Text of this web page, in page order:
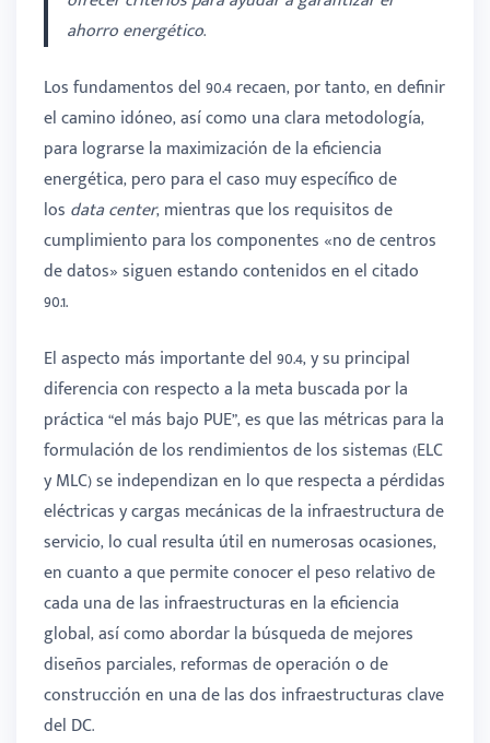
ahorro energético.
Los fundamentos del 90.4 recaen, por tanto, en definir
el camino idóneo, así como una clara metodología,
para lograrse la maximización de la eficiencia
energética, pero para el caso muy específico de
los data center, mientras que los requisitos de
cumplimiento para los componentes «no de centros
de datos» siguen estando contenidos en el citado
90.1.
El aspecto más importante del 90.4, y su principal
diferencia con respecto a la meta buscada por la
práctica “el más bajo PUE”, es que las métricas para la
formulación de los rendimientos de los sistemas (ELC
y MLC) se independizan en lo que respecta a pérdidas
eléctricas y cargas mecánicas de la infraestructura de
servicio, lo cual resulta útil en numerosas ocasiones,
en cuanto a que permite conocer el peso relativo de
cada una de las infraestructuras en la eficiencia
global, así como abordar la búsqueda de mejores
diseños parciales, reformas de operación o de
construcción en una de las dos infraestructuras clave
del DC.